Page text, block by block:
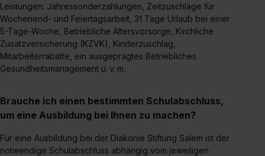
Leistungen: Jahressonderzahlungen, Zeitzuschläge für
Wochenend- und Feiertagsarbeit, 31 Tage Urlaub bei einer
5-Tage-Woche, Betriebliche Altersvorsorge, Kirchliche
Zusatzversicherung (KZVK), Kinderzuschlag,
Mitarbeiterrabatte, ein ausgeprägtes Betriebliches
Gesundheitsmanagement u. v. m.
Brauche ich einen bestimmten Schulabschluss,
um eine Ausbildung bei Ihnen zu machen?
Für eine Ausbildung bei der Diakonie Stiftung Salem ist der
notwendige Schulabschluss abhängig vom jeweiligen